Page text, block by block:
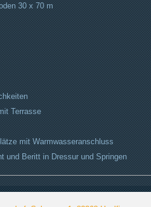
30 x 70 m
Terrasse
mit Warmwasseranschluss
und Beritt in Dressur und Springen